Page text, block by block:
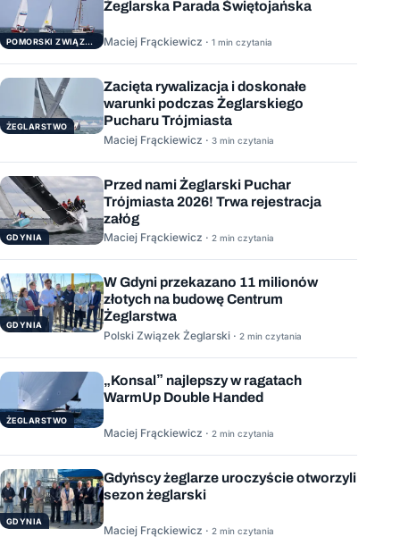
POMORSKI ZWIĄZEK ŻEGLARSKI
Żeglarska Parada Świętojańska
Maciej Frąckiewicz · 1 min czytania
ŻEGLARSTWO
Zacięta rywalizacja i doskonałe
warunki podczas Żeglarskiego
Pucharu Trójmiasta
Maciej Frąckiewicz · 3 min czytania
GDYNIA
Przed nami Żeglarski Puchar
Trójmiasta 2026! Trwa rejestracja
załóg
Maciej Frąckiewicz · 2 min czytania
GDYNIA
W Gdyni przekazano 11 milionów
złotych na budowę Centrum
Żeglarstwa
Polski Związek Żeglarski · 2 min czytania
ŻEGLARSTWO
„Konsal” najlepszy w ragatach
WarmUp Double Handed
Maciej Frąckiewicz · 2 min czytania
GDYNIA
Gdyńscy żeglarze uroczyście otworzyli
sezon żeglarski
Maciej Frąckiewicz · 2 min czytania